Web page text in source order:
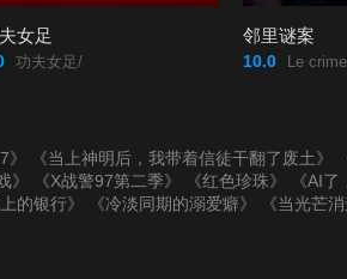
女足
功夫女足/
邻里谜案
10.0 Le
《当上神明后，我带着信徒干翻了废土》
》 《X战警97第二季》 《红色珍珠》 《AI了
的银行》 《冷淡同期的溺爱癖》 《当光芒消